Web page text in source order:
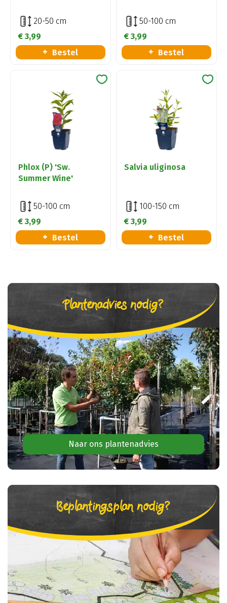
20-50 cm
€ 3,99
Bestel
50-100 cm
€ 3,99
Bestel
Phlox (P) 'Sw.
Summer Wine'
50-100 cm
€ 3,99
Bestel
Salvia uliginosa
100-150 cm
€ 3,99
Bestel
Plantenadvies nodig?
Naar ons plantenadvies
Beplantingsplan nodig?